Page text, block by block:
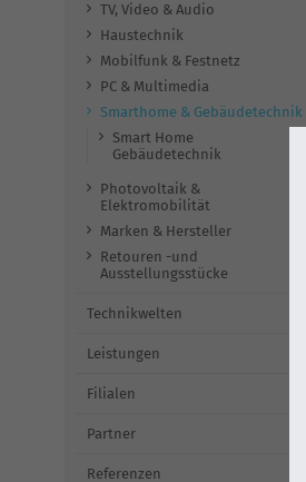
TV, Video & Audio
Haustechnik
Mobilfunk & Festnetz
PC & Multimedia
Smarthome & Gebäudetechnik
Smart Home
Gebäudetechnik
Photovoltaik &
Elektromobilität
Marken & Hersteller
Retouren -und
Ausstellungsstücke
Technikwelten
Leistungen
Filialen
Partner
Referenzen